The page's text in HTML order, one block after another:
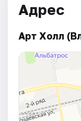
Адрес
Арт Холл